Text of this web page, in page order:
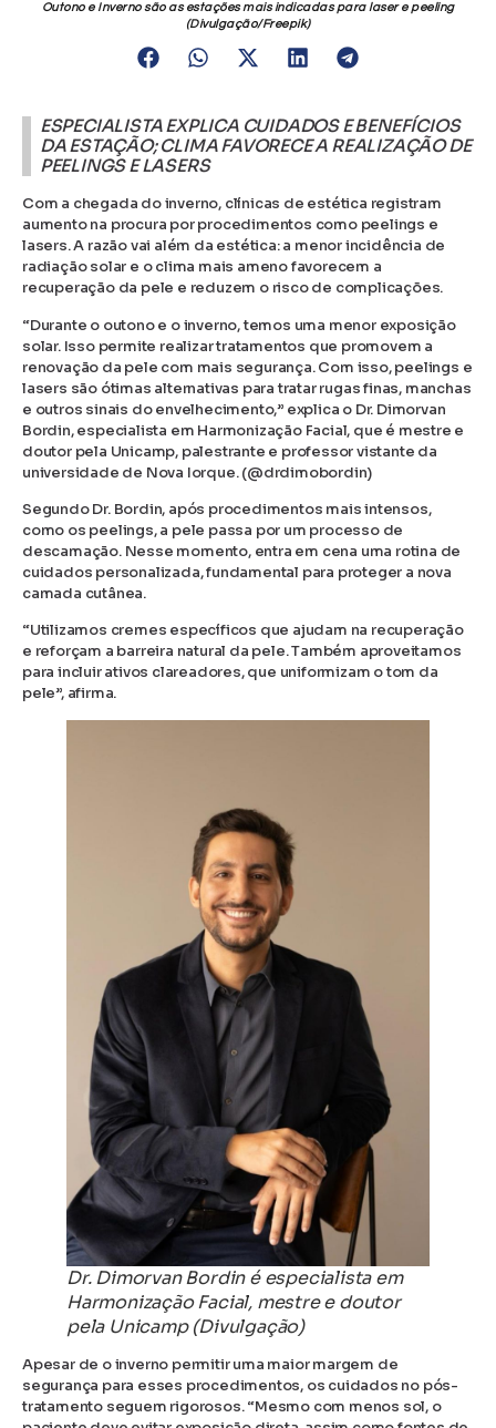
Outono e Inverno são as estações mais indicadas para laser e peeling
(Divulgação/Freepik)
ESPECIALISTA EXPLICA CUIDADOS E BENEFÍCIOS
DA ESTAÇÃO; CLIMA FAVORECE A REALIZAÇÃO DE
PEELINGS E LASERS
Com a chegada do inverno, clínicas de estética registram
aumento na procura por procedimentos como peelings e
lasers. A razão vai além da estética: a menor incidência de
radiação solar e o clima mais ameno favorecem a
recuperação da pele e reduzem o risco de complicações.
“Durante o outono e o inverno, temos uma menor exposição
solar. Isso permite realizar tratamentos que promovem a
renovação da pele com mais segurança. Com isso, peelings e
lasers são ótimas alternativas para tratar rugas finas, manchas
e outros sinais do envelhecimento,” explica o Dr. Dimorvan
Bordin, especialista em Harmonização Facial, que é mestre e
doutor pela Unicamp, palestrante e professor vistante da
universidade de Nova Iorque. (@drdimobordin)
Segundo Dr. Bordin, após procedimentos mais intensos,
como os peelings, a pele passa por um processo de
descamação. Nesse momento, entra em cena uma rotina de
cuidados personalizada, fundamental para proteger a nova
camada cutânea.
“Utilizamos cremes específicos que ajudam na recuperação
e reforçam a barreira natural da pele. Também aproveitamos
para incluir ativos clareadores, que uniformizam o tom da
pele”, afirma.
Dr. Dimorvan Bordin é especialista em
Harmonização Facial, mestre e doutor
pela Unicamp (Divulgação)
Apesar de o inverno permitir uma maior margem de
segurança para esses procedimentos, os cuidados no pós-
tratamento seguem rigorosos. “Mesmo com menos sol, o